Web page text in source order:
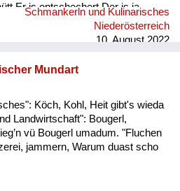
Er is ontschechert Der is ja
(steifer Blick) Fett wie ein
sein abgefüllt sein
Schmankerln und Kulinarisches
Niederösterreich
10. August 2022
Mundart
Köch, Kohl, Heit gibt's wieda
Landwirtschaft": Bougerl,
vü Bougerl umadum. "Fluchen
jammern, Warum duast scho